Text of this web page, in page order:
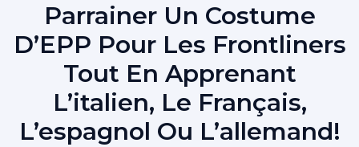
Parrainer Un Costume
D’EPP Pour Les Frontliners
Tout En Apprenant
L’italien, Le Français,
L’espagnol Ou L’allemand!